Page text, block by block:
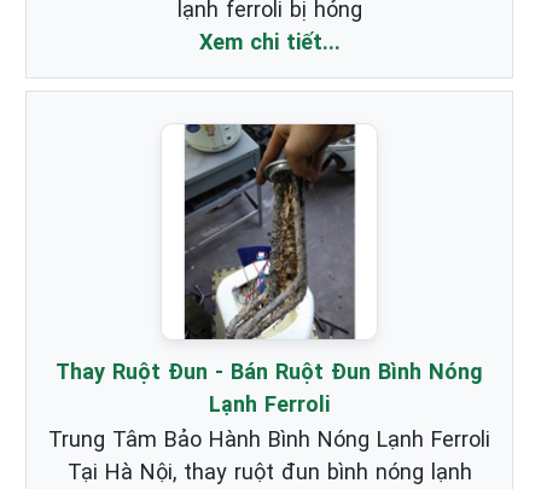
lạnh ferroli bị hỏng
Xem chi tiết...
Thay Ruột Đun - Bán Ruột Đun Bình Nóng
Lạnh Ferroli
Trung Tâm Bảo Hành Bình Nóng Lạnh Ferroli
Tại Hà Nội, thay ruột đun bình nóng lạnh